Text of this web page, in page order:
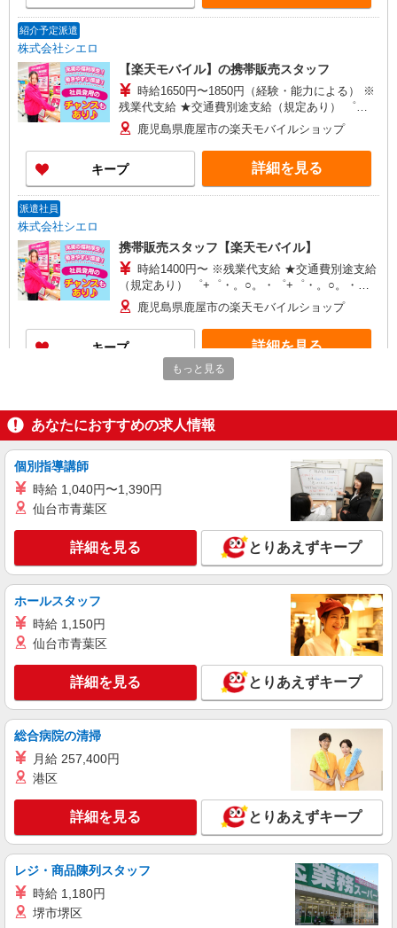
紹介予定派遣
株式会社シエロ
【楽天モバイル】の携帯販売スタッフ
時給1650円〜1850円（経験・能力による） ※
残業代支給 ★交通費別途支給（規定あり） ゜
+゜・。○。・゜+゜・。○。・゜+゜ 入社祝い金10
万円支給(規定有) お友達を紹介頂くと, インセンテ
ィブ支給(規定有) ★月2回払い・週払い可能（規程
有）★ ゜・。○。・゜+゜・。○。・゜+゜
鹿児島県鹿屋市の楽天モバイルショップ
キープ 詳細を見る
派遣社員
株式会社シエロ
携帯販売スタッフ【楽天モバイル】
時給1400円〜 ※残業代支給 ★交通費別途支給
（規定あり） ゜+゜・。○。・゜+゜・。○。・゜
+゜ 入社祝い金10万円支給(規定有) お友達を紹介
頂くと, インセンティブ支給(規定有) ★月2回払
い・週払い可能（規程有）★ ゜・。○。・゜
+゜・。○。・゜+゜
鹿児島県鹿屋市の楽天モバイルショップ
キープ 詳細を見る
人気機種に詳しくなれる携帯販売【docomo】
時給1400円〜1600円（経験・能力による） ※
残業代支給 ★交通費別途支給（規定あり） ゜
+゜・。○。・゜+゜・。○。・゜+゜ 入社祝い金10
万円支給(規定有) お友達を紹介頂くと, インセンテ
有）★ ゜・。○。・゜+゜・。○。・゜+゜
鹿児島県鹿屋市の家電量販店
詳細を見る
職業紹介
株式会社シエロ
【ソフトバンク】の店舗スタッフ
時給1400円〜 ※残業代支給 ★交通費別途支給
+゜ 入社祝い金10万円支給(規定有) お友達を紹介
頂くと, インセンティブ支給(規定有) ★月2回払
い・週払い可能（規程有）★ ゜・。○。・゜
+゜・。○。・゜+゜
鹿児島県鹿屋市のsoftbankショップ
キープ 詳細を見る
派遣社員
株式会社シエロ
月給267700円〜 ※残業代支給 ★交通費別途支
給（規定あり） ゜+゜・。○。・゜+゜・。
○。・゜+゜ 入社祝い金10万円支給(規定有) お友達
を紹介頂くと, インセンティブ支給(規定有) ゜・。
○。・゜+゜・。○。・゜+゜
鹿児島県鹿屋市の家電量販店
詳細を見る
紹介予定派遣
もっと見る
あなたにおすすめの求人情報
個別指導講師
時給 1,040円〜1,390円
仙台市青葉区
詳細を見る とりあえずキープ
ホールスタッフ
時給 1,150円
仙台市青葉区
詳細を見る とりあえずキープ
総合病院の清掃
月給 257,400円
港区
詳細を見る とりあえずキープ
レジ・商品陳列スタッフ
時給 1,180円
堺市堺区